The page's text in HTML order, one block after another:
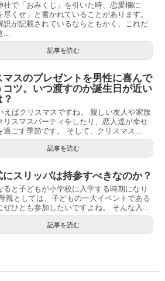
社で「おみくじ」を引いた時、恋愛欄に
尽くせ」と書かれていることがあります。
説が記載されているならともかく、これだ
...
記事を読む
マスのプレゼントを男性に喜んで
コツ。いつ渡すのか誕生日が近い
えばクリスマスですね。 親しい友人や家族
リスマスパーティをしたり、恋人達が幸せ
過ごす季節です。 そして、クリスマス...
記事を読む
にスリッパは持参すべきなのか？
ると子どもが小学校に入学する時期になり
親としては、子どもの一大イベントである
ぜひとも参加したいですよね。 そんな入...
記事を読む